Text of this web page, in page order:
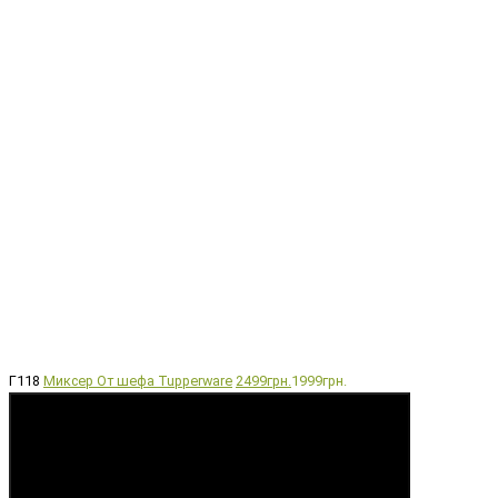
Г118 Миксер От шефа Tupperware 2499грн.1999грн.